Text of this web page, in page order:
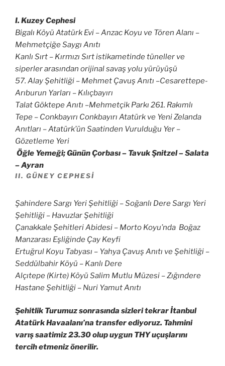
I. Kuzey Cephesi
Bigalı Köyü Atatürk Evi – Anzac Koyu ve Tören Alanı –
Mehmetçiğe Saygı Anıtı
Kanlı Sırt – Kırmızı Sırt istikametinde tüneller ve
siperler arasından orijinal savaş yolu yürüyüşü
57. Alay Şehitliği – Mehmet Çavuş Anıtı –Cesarettepe-
Arıburun Yarları – Kılıçbayırı
Talat Göktepe Anıtı –Mehmetçik Parkı 261. Rakımlı
Tepe – Conkbayırı Conkbayırı Atatürk ve Yeni Zelanda
Anıtları – Atatürk’ün Saatinden Vurulduğu Yer –
Gözetleme Yeri
Öğle Yemeği; Günün Çorbası – Tavuk Şnitzel – Salata
– Ayran
II. GÜNEY CEPHESI
Şahindere Sargı Yeri Şehitliği – Soğanlı Dere Sargı Yeri
Şehitliği – Havuzlar Şehitliği
Çanakkale Şehitleri Abidesi – Morto Koyu’nda Boğaz
Manzarası Eşliğinde Çay Keyfi
Ertuğrul Koyu Tabyası – Yahya Çavuş Anıtı ve Şehitliği –
Seddülbahir Köyü – Kanlı Dere
Alçıtepe (Kirte) Köyü Salim Mutlu Müzesi – Zığındere
Hastane Şehitliği – Nuri Yamut Anıtı
Şehitlik Turumuz sonrasında sizleri tekrar İtanbul
Atatürk Havaalanı’na transfer ediyoruz. Tahmini
varış saatimiz 23.30 olup uygun THY uçuşlarını
tercih etmeniz önerilir.